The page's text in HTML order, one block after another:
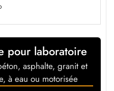
pour laboratoire
asphalte, granit et
à eau ou motorisée